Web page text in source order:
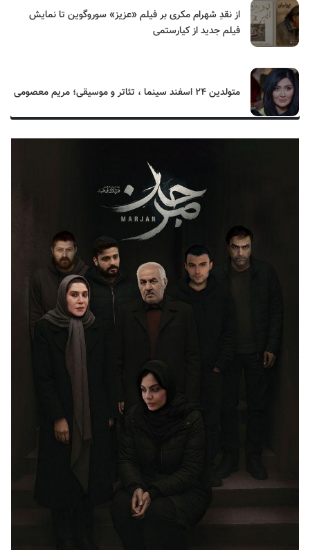
از نقدِ شهرام مکری بر فیلم «عزیز» سوروگوین تا نمایش
فیلم جدید از کیارستمی
متولدین ۲۴ اسفند سینما ، تئاتر و موسیقی؛ مریم معصومی